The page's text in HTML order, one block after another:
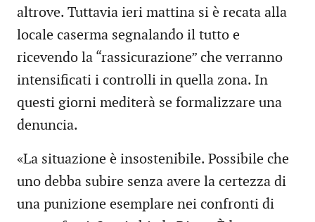
altrove. Tuttavia ieri mattina si è recata alla
locale caserma segnalando il tutto e
ricevendo la “rassicurazione” che verranno
intensificati i controlli in quella zona. In
questi giorni mediterà se formalizzare una
denuncia.
«La situazione è insostenibile. Possibile che
uno debba subire senza avere la certezza di
una punizione esemplare nei confronti di